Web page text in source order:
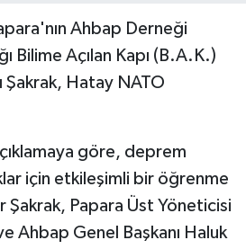
Ahbap Derneği
Bilime Açılan Kapı (B.A.K.)
Şakrak, Hatay NATO
göre, deprem
için etkileşimli bir öğrenme
Şakrak, Papara Üst Yöneticisi
Ahbap Genel Başkanı Haluk